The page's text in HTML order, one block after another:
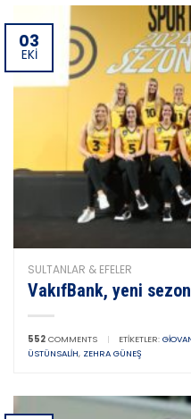
03
EKI
SULTANLAR & EFELER
VakıfBank, yeni
552 COMMENTS | ETIKETLER:
ÜSTÜNSALIH, ZEHRA GÜNEŞ